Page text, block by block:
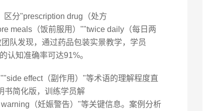
区分"prescription drug（处方
meals（饭前服用）""twice daily（每日两
队发现，通过药品包装实景教学，学员
认知准确率可达91%。
effect（副作用）"等术语的理解程度直
书简化版，训练学员解
（妊娠警告）"等关键信息。案例分析